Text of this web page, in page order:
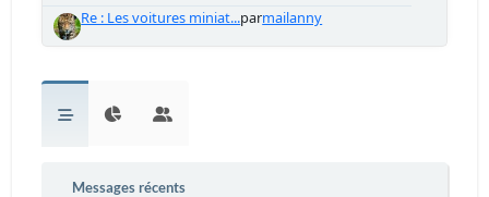
Re : Les voitures miniat...parmailanny
Messages récents